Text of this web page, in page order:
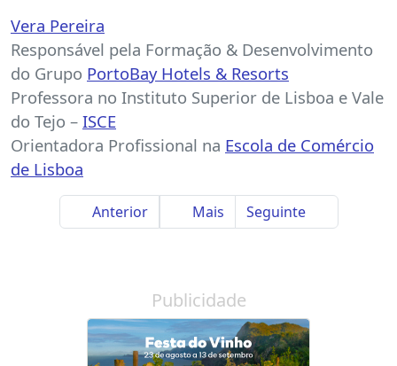
Vera Pereira
Responsável pela Formação & Desenvolvimento
do Grupo PortoBay Hotels & Resorts
Professora no Instituto Superior de Lisboa e Vale
do Tejo – ISCE
Orientadora Profissional na Escola de Comércio
de Lisboa
Anterior Mais Seguinte
Publicidade